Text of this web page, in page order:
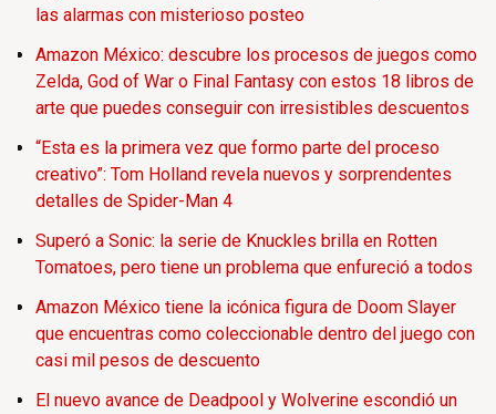
las alarmas con misterioso posteo
Amazon México: descubre los procesos de juegos como
Zelda, God of War o Final Fantasy con estos 18 libros de
arte que puedes conseguir con irresistibles descuentos
“Esta es la primera vez que formo parte del proceso
creativo”: Tom Holland revela nuevos y sorprendentes
detalles de Spider-Man 4
Superó a Sonic: la serie de Knuckles brilla en Rotten
Tomatoes, pero tiene un problema que enfureció a todos
Amazon México tiene la icónica figura de Doom Slayer
que encuentras como coleccionable dentro del juego con
casi mil pesos de descuento
El nuevo avance de Deadpool y Wolverine escondió un